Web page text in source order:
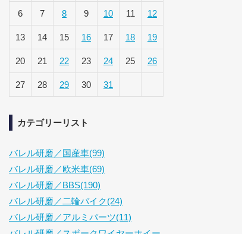
6 7 8 9 10 11 12
13 14 15 16 17 18 19
20 21 22 23 24 25 26
27 28 29 30 31
カテゴリーリスト
バレル研磨／国産車(99)
バレル研磨／欧米車(69)
バレル研磨／BBS(190)
バレル研磨／二輪バイク(24)
バレル研磨／アルミパーツ(11)